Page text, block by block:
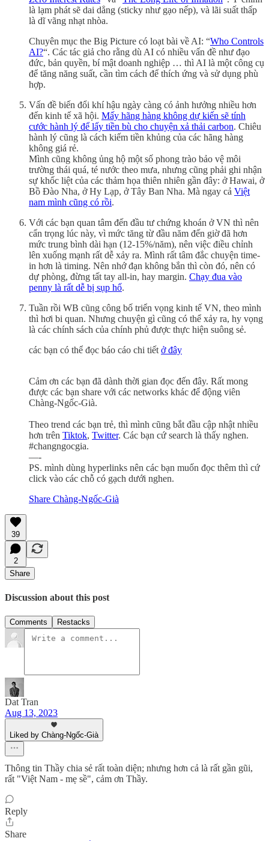
là lạm phát sẽ dai dẳng (sticky như gạo nếp), và lãi suất thấp
là dĩ vãng nhạt nhòa.
Chuyên mục the Big Picture có loạt bài về AI: “Who Controls
AI?“. Các tác giả cho rằng dù AI có nhiều vấn đề như đạo
đức, bản quyền, bí mật doanh nghiệp … thì AI là một công cụ
để tăng năng suất, cần tìm cách để thích ứng và sử dụng phù
hợp.
Vấn đề biến đổi khí hậu ngày càng có ảnh hưởng nhiều hơn
đến kinh tế xã hội. Mấy hãng hàng không dự kiến sẽ tính
cước hành lý để lấy tiền bù cho chuyện xả thải carbon. Chiêu
hành lý cũng là cách kiếm tiền khủng của các hãng hàng
không giá rẻ.
Mình cũng không ủng hộ một số phong trào bảo vệ môi
trường thái quá, té nước theo mưa, nhưng cũng phải ghi nhận
sự khốc liệt của các thảm họa thiên nhiên gần đây: ở Hawai, ở
Bồ Đào Nha, ở Hy Lạp, ở Tây Ban Nha. Mà ngay cả Việt
nam mình cũng có rồi.
Với các bạn quan tâm đến đầu tư chứng khoán ở VN thì nên
cẩn trọng lúc này, vì mức tăng từ đầu năm đến giờ đã hơn
mức trung bình dài hạn (12-15%/năm), nên việc điều chỉnh
lên xuống mạnh rất dễ xảy ra. Mình rất tâm đắc chuyện time-
in hơn là timing. Nên nhớ đạn không bắn thì còn đó, nên có
dự phòng, đừng tất tay all-in, hay margin. Chạy đua vào
penny là rất dễ bị sụp hố.
Tuần rồi WB cũng công bố triển vọng kinh tế VN, theo mình
thì hơi bi quan. Nhưng chuyện gì cũng có thể xảy ra, hy vọng
là các chính sách của chính phủ được thực hiện suông sẻ.
các bạn có thể đọc báo cáo chi tiết ở đây
Cảm ơn các bạn đã dành thời gian đọc đến đây. Rất mong
được các bạn share với các networks khác để động viên
Chàng-Ngốc-Già.
Theo trend các bạn trẻ, thì mình cũng bắt đầu cập nhật nhiều
hơn trên Tiktok, Twitter. Các bạn cứ search là thấy nghen.
#changngocgia.
—-
PS. mình dùng hyperlinks nên các bạn muốn đọc thêm thì cứ
click vào các chỗ có gạch dưới nghen.
Share Chàng-Ngốc-Già
39
2
Share
Discussion about this post
Comments Restacks
Dat Tran
Aug 13, 2023
Liked by Chàng-Ngốc-Già
Thông tin Thầy chia sẻ rất toàn diện; nhưng hơn cả là rất gần gũi,
rất "Việt Nam - mẹ sề", cảm ơn Thầy.
Reply
Share